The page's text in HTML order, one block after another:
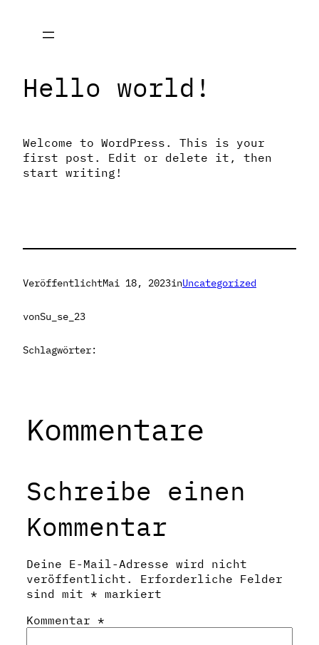
springen
Hello world!
Welcome to WordPress. This is your
first post. Edit or delete it, then
start writing!
VeröffentlichtMai 18, 2023inUncategorized
vonSu_se_23
Schlagwörter:
Kommentare
Schreibe einen
Kommentar
Deine E-Mail-Adresse wird nicht
veröffentlicht.
Erforderliche Felder
sind mit * markiert
Kommentar *